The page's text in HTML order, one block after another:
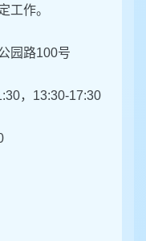
工作。
园路100号
，13:30-17:30